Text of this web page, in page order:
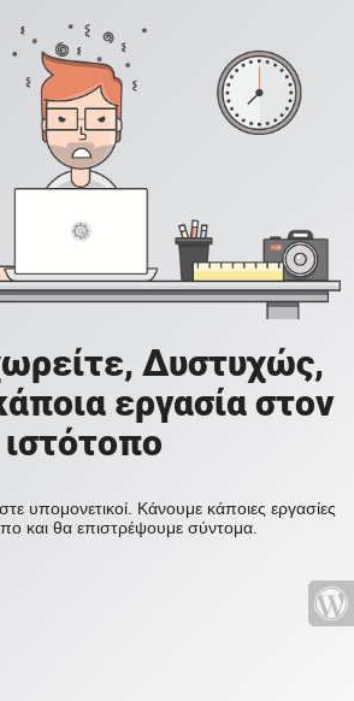
Δυστυχώς,
εργασία στον
ιστότοπο
υπομονετικοί. Κάνουμε κάποιες εργασίες
και θα επιστρέψουμε σύντομα.